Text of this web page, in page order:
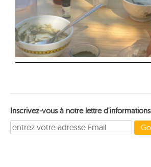
Inscrivez-vous à notre lettre d'informations